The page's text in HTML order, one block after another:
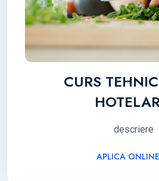
CURS
descriere
APLICA ONLINE